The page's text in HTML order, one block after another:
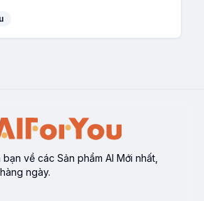
về các Sản phẩm AI Mới nhất,
ngày.